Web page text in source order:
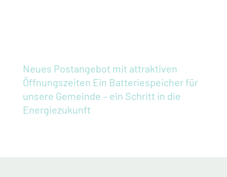
Neues Postangebot mit attraktiven
Öffnungszeiten Ein Batteriespeicher für
unsere Gemeinde – ein Schritt in die
Energiezukunft